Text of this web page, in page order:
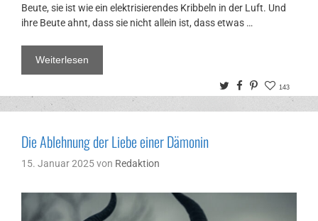
Beute, sie ist wie ein elektrisierendes Kribbeln in der Luft. Und
ihre Beute ahnt, dass sie nicht allein ist, dass etwas …
Weiterlesen
TwitterFacebook
Pinterest
143
Die Ablehnung der Liebe einer Dämonin
15. Januar 2025von Redaktion